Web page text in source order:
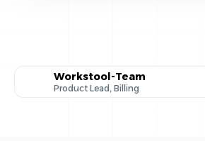
Workstool-Team
Product Lead, Billing